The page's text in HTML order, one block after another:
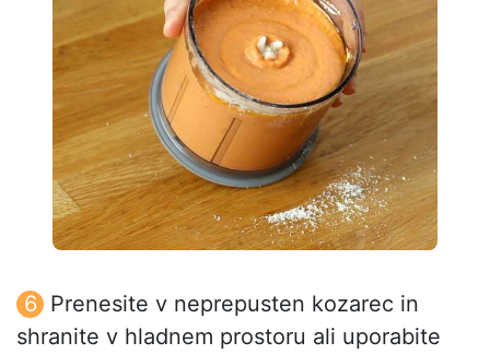
Prenesite v neprepusten kozarec in
shranite v hladnem prostoru ali uporabite